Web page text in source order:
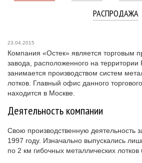
РАСПРОДАЖА
23.04.2015
Компания «Остек» является торговым
завода, расположенного на территории
занимается производством систем
лотков. Главный офис данного
находится в Москве.
Деятельность компании
Свою производственную деятельность
1997 году. Изначально выпускались
по 2 км гибочных металлических лотков